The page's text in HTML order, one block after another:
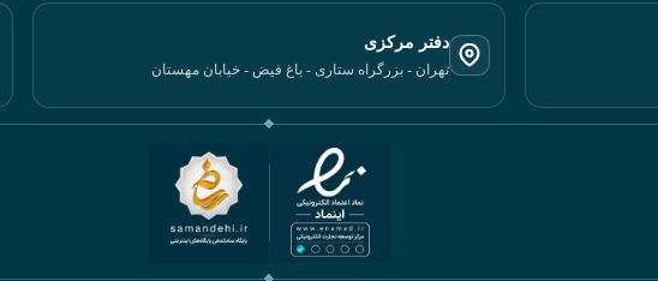
دفتر مرکزی
تهران - بزرگراه ستاری - باغ فیض - خیابان مهستان